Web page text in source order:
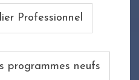
Professionnel
programmes neufs